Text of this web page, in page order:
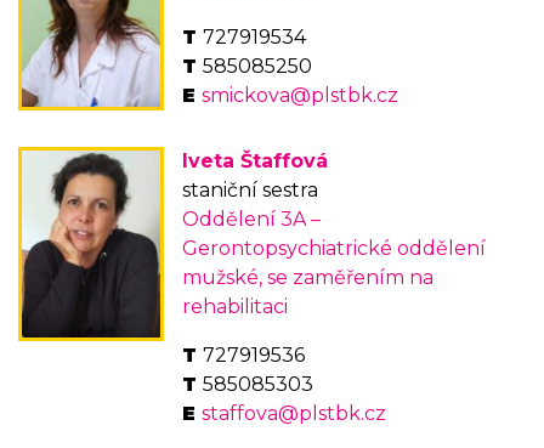
727919534
585085250
smickova@plstbk.cz
Iveta Štaffová
staniční sestra
Oddělení 3A –
Gerontopsychiatrické oddělení
mužské, se zaměřením na
rehabilitaci
727919536
585085303
staffova@plstbk.cz